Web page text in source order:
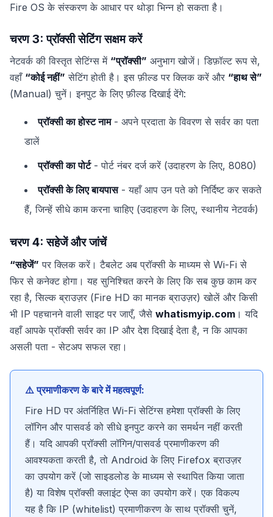
Fire OS के संस्करण के आधार पर थोड़ा भिन्न हो सकता है।
चरण 3: प्रॉक्सी सेटिंग सक्षम करें
नेटवर्क की विस्तृत सेटिंग्स में “प्रॉक्सी” अनुभाग खोजें। डिफ़ॉल्ट रूप से,
वहाँ “कोई नहीं” सेटिंग होती है। इस फ़ील्ड पर क्लिक करें और “हाथ से”
(Manual) चुनें। इनपुट के लिए फ़ील्ड दिखाई देंगे:
प्रॉक्सी का होस्ट नाम- अपने प्रदाता के विवरण से सर्वर का पता
डालें
प्रॉक्सी का पोर्ट- पोर्ट नंबर दर्ज करें (उदाहरण के लिए, 8080)
प्रॉक्सी के लिए बायपास- यहाँ आप उन पते को निर्दिष्ट कर सकते
हैं, जिन्हें सीधे काम करना चाहिए (उदाहरण के लिए, स्थानीय नेटवर्क)
चरण 4: सहेजें और जांचें
“सहेजें” पर क्लिक करें। टैबलेट अब प्रॉक्सी के माध्यम से Wi-Fi से
फिर से कनेक्ट होगा। यह सुनिश्चित करने के लिए कि सब कुछ काम कर
रहा है, सिल्क ब्राउज़र (Fire HD का मानक ब्राउज़र) खोलें और किसी
भी IP पहचानने वाली साइट पर जाएँ, जैसे whatismyip.com । यदि
वहाँ आपके प्रॉक्सी सर्वर का IP और देश दिखाई देता है, न कि आपका
असली पता - सेटअप सफल रहा।
⚠️ प्रमाणीकरण के बारे में महत्वपूर्ण:
Fire HD पर अंतर्निहित Wi-Fi सेटिंग्स हमेशा प्रॉक्सी के लिए
लॉगिन और पासवर्ड को सीधे इनपुट करने का समर्थन नहीं करती
हैं। यदि आपकी प्रॉक्सी लॉगिन/पासवर्ड प्रमाणीकरण की
आवश्यकता करती है, तो Android के लिए Firefox ब्राउज़र
का उपयोग करें (जो साइडलोड के माध्यम से स्थापित किया जाता
है) या विशेष प्रॉक्सी क्लाइंट ऐप्स का उपयोग करें। एक विकल्प
यह है कि IP (whitelist) प्रमाणीकरण के साथ प्रॉक्सी चुनें,